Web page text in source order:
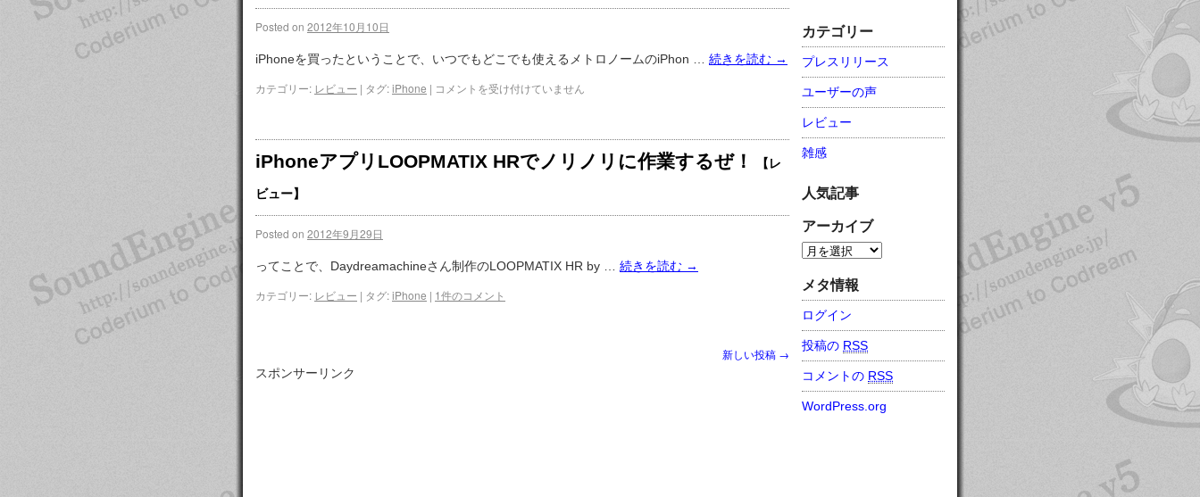
Posted on 2012年10月10日
iPhoneを買ったということで、いつでもどこでも使えるメトロノームのiPhon … 続きを読む →
カテゴリー: レビュー | タグ:iPhone | コメントを受け付けていません
iPhoneアプリLOOPMATIX HRでノリノリに作業するぜ！ 【レ
ビュー】
Posted on 2012年9月29日
ってことで、Daydreamachineさん制作のLOOPMATIX HR by … 続きを読む →
カテゴリー: レビュー | タグ:iPhone | 1件のコメント
新しい投稿 →
スポンサーリンク
カテゴリー
プレスリリース
ユーザーの声
レビュー
雑感
人気記事
アーカイブ
メタ情報
ログイン
投稿の RSS
コメントの RSS
WordPress.org